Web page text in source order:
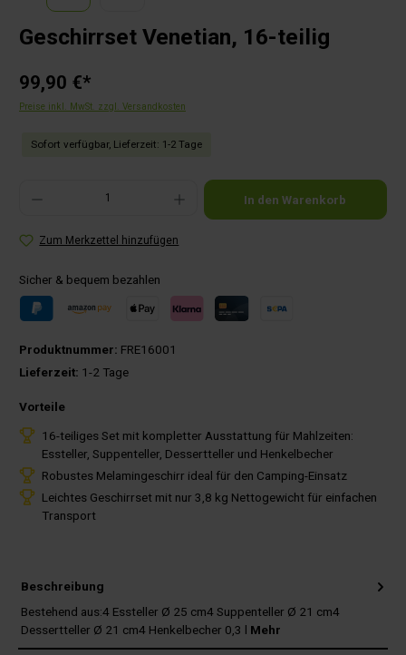
Geschirrset Venetian, 16-teilig
99,90 €*
Preise inkl. MwSt. zzgl. Versandkosten
Sofort verfügbar, Lieferzeit: 1-2 Tage
Produkt Anzahl: Gib den gewünschten Wert ein oder benutze die Schaltflächen um die
In den Warenkorb
Zum Merkzettel hinzufügen
Sicher & bequem bezahlen
Produktnummer: FRE16001
Lieferzeit: 1-2 Tage
Vorteile
16-teiliges Set mit kompletter Ausstattung für Mahlzeiten:
Essteller, Suppenteller, Dessertteller und Henkelbecher
Robustes Melamingeschirr ideal für den Camping-Einsatz
Leichtes Geschirrset mit nur 3,8 kg Nettogewicht für einfachen
Transport
Beschreibung
Bestehend aus:4 Essteller Ø 25 cm4 Suppenteller Ø 21 cm4
Dessertteller Ø 21 cm4 Henkelbecher 0,3 l Mehr